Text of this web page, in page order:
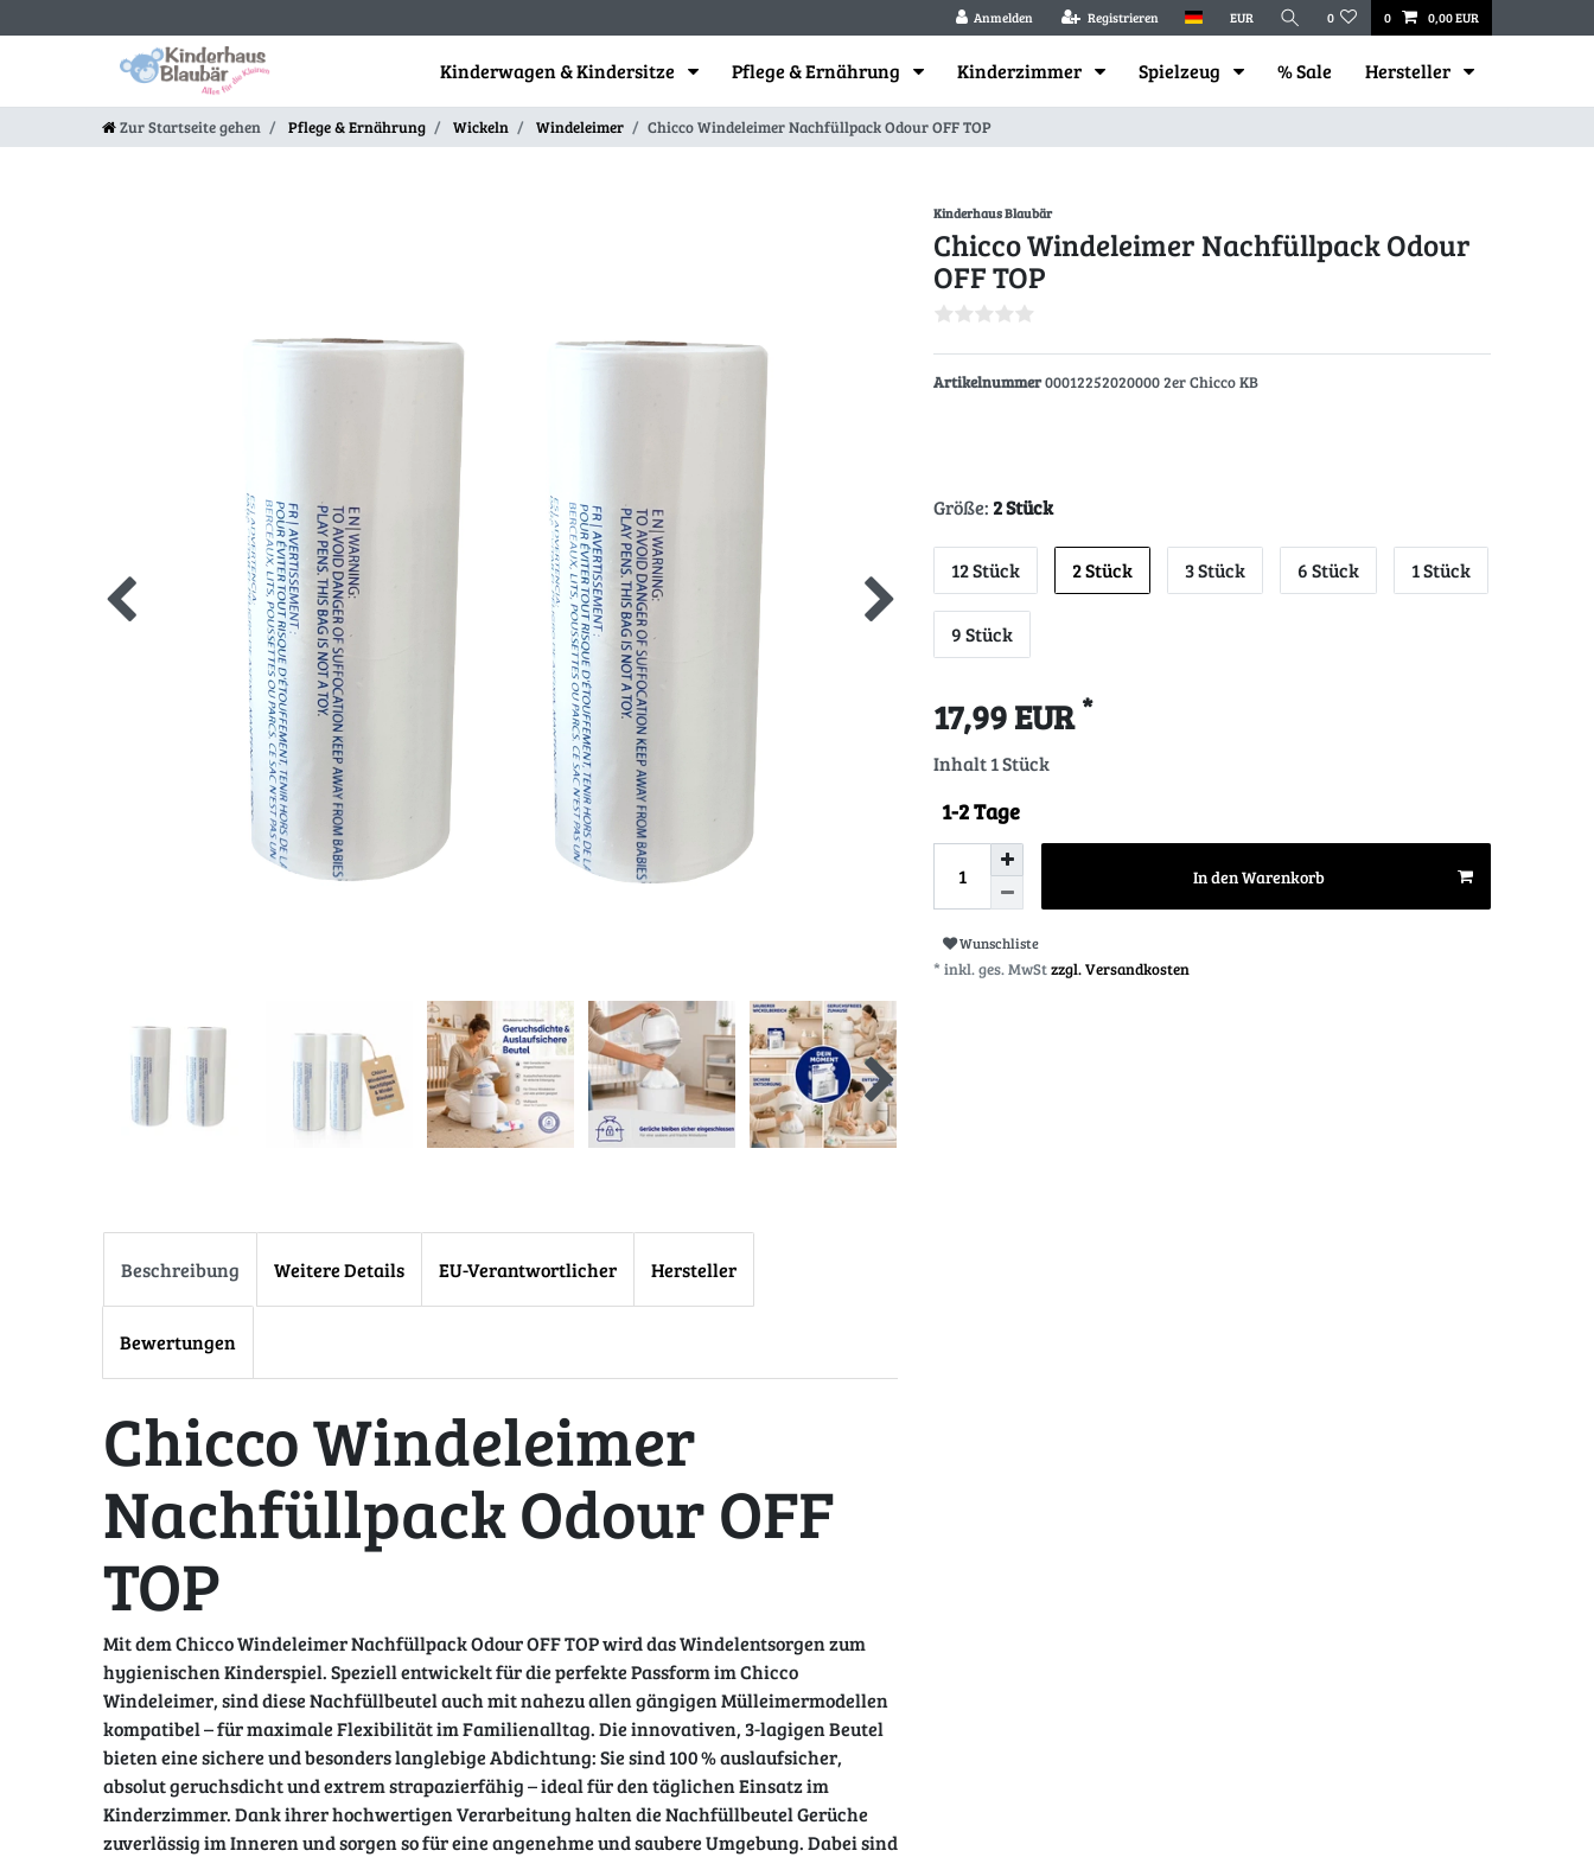
Anmelden Registrieren EUR 0 0 0,00 EUR
Kinderwagen & Kindersitze Pflege & Ernährung Kinderzimmer Spielzeug % Sale Hersteller
Zur Startseite gehen Pflege & Ernährung Wickeln Windeleimer Chicco Windeleimer Nachfüllpack Odour OFF TOP
Kinderhaus Blaubär
Chicco Windeleimer Nachfüllpack Odour
OFF TOP
Artikelnummer00012252020000 2er Chicco KB
Größe: 2 Stück
12 Stück 2 Stück 3 Stück 6 Stück 1 Stück
9 Stück
17,99 EUR *
Inhalt1Stück
1-2 Tage
In den Warenkorb
Wunschliste
* inkl. ges. MwStzzgl. Versandkosten
Beschreibung Weitere Details EU-Verantwortlicher Hersteller
Bewertungen
Chicco Windeleimer
Nachfüllpack Odour OFF
TOP
Mit dem Chicco Windeleimer Nachfüllpack Odour OFF TOP wird das Windelentsorgen zum
hygienischen Kinderspiel. Speziell entwickelt für die perfekte Passform im Chicco
Windeleimer, sind diese Nachfüllbeutel auch mit nahezu allen gängigen Mülleimermodellen
kompatibel – für maximale Flexibilität im Familienalltag. Die innovativen, 3-lagigen Beutel
bieten eine sichere und besonders langlebige Abdichtung: Sie sind 100 % auslaufsicher,
absolut geruchsdicht und extrem strapazierfähig – ideal für den täglichen Einsatz im
Kinderzimmer. Dank ihrer hochwertigen Verarbeitung halten die Nachfüllbeutel Gerüche
zuverlässig im Inneren und sorgen so für eine angenehme und saubere Umgebung. Dabei sind